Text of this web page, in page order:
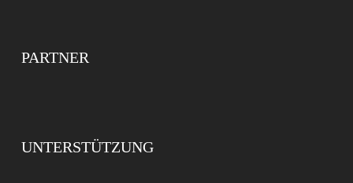
PARTNER
UNTERSTÜTZUNG